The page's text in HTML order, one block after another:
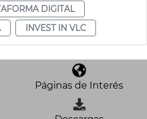
DIGITAL
INVEST IN VLC
Páginas de Interés